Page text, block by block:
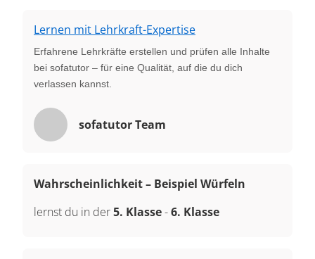
Lernen mit Lehrkraft-Expertise
Erfahrene Lehrkräfte erstellen und prüfen alle Inhalte
bei sofatutor – für eine Qualität, auf die du dich
verlassen kannst.
sofatutor Team
Wahrscheinlichkeit – Beispiel Würfeln
lernst du in der5. Klasse-6. Klasse